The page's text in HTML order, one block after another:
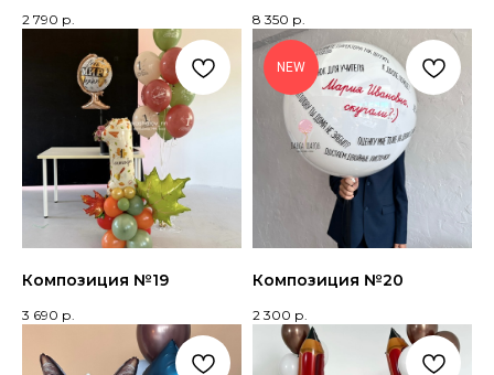
2 790 р. 8 350 р.
Композиция №19
3 690 р.
NEW
Композиция №20
2 300 р.